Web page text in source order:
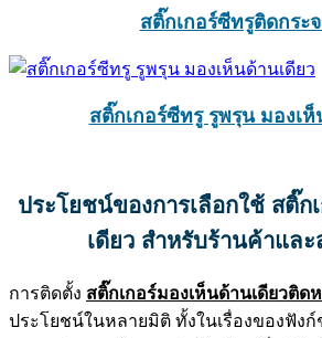
สติ๊กเกอร์ซีทรูติดกระ
สติ๊กเกอร์ซีทรู รูพรุน มองเห็
ประโยชน์ของการเลือกใช้ สติ๊ก
เดียว สำหรับร้านค้าและ
การติดตั้ง สติ๊กเกอร์มองเห็นด้านเดียวติด
ประโยชน์ในหลายมิติ ทั้งในเรื่องของฟัง